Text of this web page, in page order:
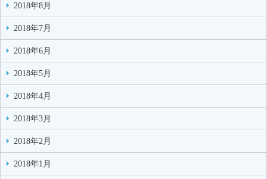
2018年8月
2018年7月
2018年6月
2018年5月
2018年4月
2018年3月
2018年2月
2018年1月